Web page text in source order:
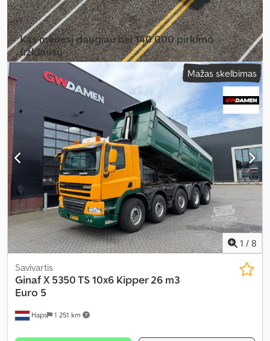
jungtis, priešrūkiniai žibintai,
Kas mėnesį daugiau nei 140 000 pirkimo
užklausų
Pasirinkite prekybininko paketąMažas skelbimas
1 / 8
Haps 1 251 km
Savivartis
GinafX 5350 TS 10x6 Kipper 26 m3
Euro 5